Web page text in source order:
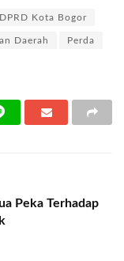
DPRD Kota Bogor
Daerah Perda
Peka Terhadap